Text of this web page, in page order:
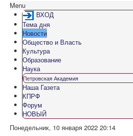
Menu
ВХОД
Тема дня
Новости
Общество и Власть
Культура
Образование
Наука
Петровская Академия
Наша Газета
КПРФ
Форум
НОВЫЙ
Понедельник, 10 января 2022 20:14